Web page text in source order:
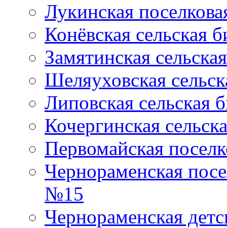
Лукинская
Конёвская сельская
Замятинская
Шеляуховская
Липовская сельская
Кочергинская
Первомайская
Чернораменская
№15
Чернораменская